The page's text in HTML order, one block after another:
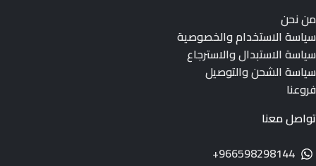
من نحن
سياسة الاستخدام والخصوصية
سياسة الاستبدال والاسترجاع
سياسة الشحن والتوصيل
فروعنا
تواصل معنا
966598298144+